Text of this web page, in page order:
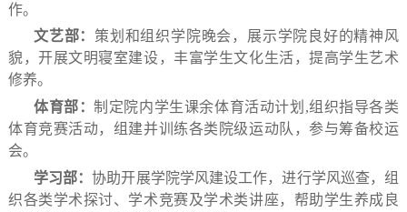
作。
文艺部： 策划和组织学院晚会，展示学院良好的精神风
貌，开展文明寝室建设，丰富学生文化生活，提高学生艺术
修养。
体育部：制定院内学生课余体育活动计划,组织指导各类
体育竞赛活动，组建并训练各类院级运动队，参与筹备校运
会。
学习部：协助开展学院学风建设工作，进行学风巡查，组
织各类学术探讨、学术竞赛及学术类讲座，帮助学生养成良